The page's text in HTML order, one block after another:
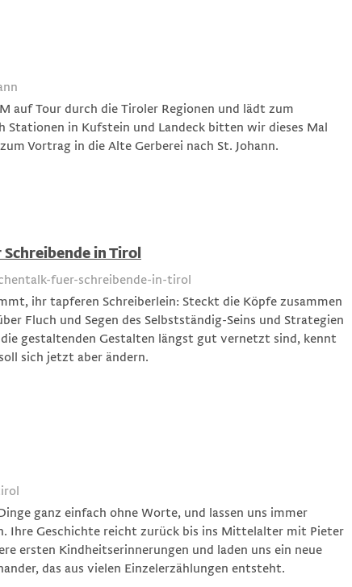
auf Tour durch die Tiroler Regionen und lädt zum
Stationen in Kufstein und Landeck bitten wir dieses Mal
Vortrag in die Alte Gerberei nach St. Johann.
in Tirol
fuer-schreibende-in-tirol
ihr tapferen Schreiberlein: Steckt die Köpfe zusammen
Fluch und Segen des Selbstständig-Seins und Strategien
gestaltenden Gestalten längst gut vernetzt sind, kennt
sich jetzt aber ändern.
ganz einfach ohne Worte, und lassen uns immer
Ihre Geschichte reicht zurück bis ins Mittelalter mit Pieter
ersten Kindheitserinnerungen und laden uns ein neue
das aus vielen Einzelerzählungen entsteht.